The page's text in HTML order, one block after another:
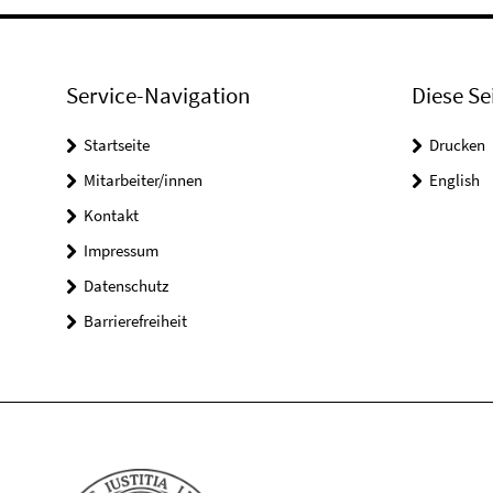
Service-Navigation
Startseite
Mitarbeiter/innen
Kontakt
Impressum
Datenschutz
Barrierefreiheit
Diese
Drucken
English